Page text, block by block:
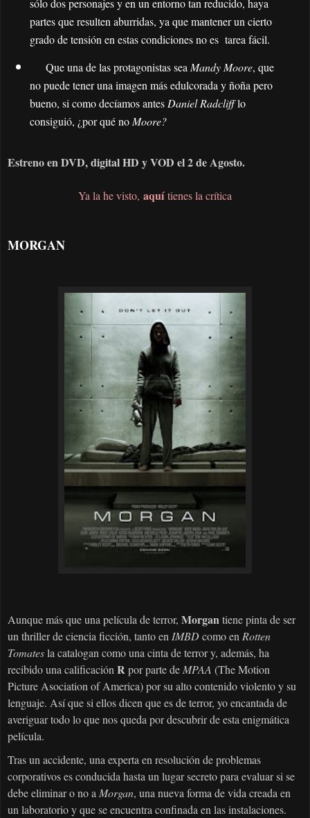
sólo dos personajes y en un entorno tan reducido, haya
partes que resulten aburridas, ya que mantener un cierto
grado de tensión en estas condiciones no es tarea fácil.
Que una de las protagonistas seaMandy Moore, que
no puede tener una imagen más edulcorada y ñoña pero
bueno, si como decíamos antesDaniel Radclifflo
consiguió, ¿por qué noMoore?
Estreno en DVD, digital HD y VOD el 2 de Agosto.
Ya la he visto, aquí tienes la crítica
MORGAN
Aunque más que una película de terror, Morgantiene pinta de ser
un thriller de ciencia ficción, tanto en IMBDcomo en Rotten
Tomatesla catalogan como una cinta de terror y, además, ha
recibido una calificación Rpor parte de MPAA (The Motion
Picture Asociation of America) por su alto contenido violento y su
lenguaje. Así que si ellos dicen que es de terror, yo encantada de
averiguar todo lo que nos queda por descubrir de esta enigmática
película.
Tras un accidente, una experta en resolución de problemas
corporativos es conducida hasta un lugar secreto para evaluar si se
debe eliminar o no aMorgan, una nueva forma de vida creada en
un laboratorio y que se encuentra confinada en las instalaciones.